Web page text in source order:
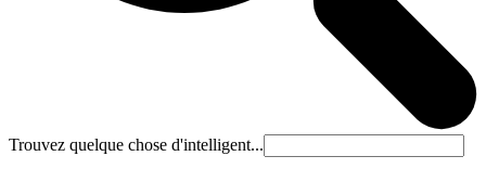
Trouvez quelque chose d'intelligent...